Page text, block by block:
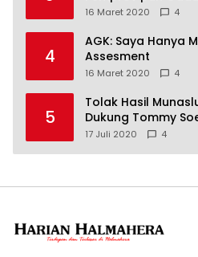
16 Maret 2020 4
4
AGK: Saya Hanya
Assesment
16 Maret 2020 4
5
Tolak Hasil
Dukung Tommy
17 Juli 2020 4